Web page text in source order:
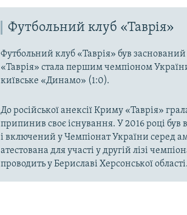
Футбольний клуб «Таврія»
Футбольний клуб «Таврія» був заснований
«Таврія» стала першим чемпіоном
київське «Динамо» (1:0).
До російської анексії Криму «Таврія»
припинив своє існування. У 2016 році
і включений у Чемпіонат України серед
атестована для участі у другій лізі
проводить у Бериславі Херсонської області.